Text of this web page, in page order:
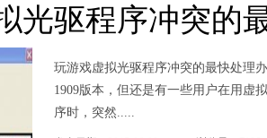
光驱程序冲突的
玩游戏虚拟光驱程序冲突的最快处理
1909版本，但还是有一些用户在用虚
序时，突然.....